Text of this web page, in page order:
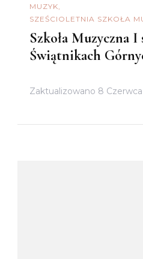
MUZYK
SZEŚCIOLETNIA SZKOŁA
Szkoła Muzyczna
Świątnikach
Zaktualizowano 8